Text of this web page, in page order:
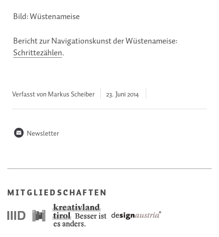
Bild: Wüstenameise
Bericht zur Navigationskunst der Wüstenameise:
Schrittezählen.
Verfasst von Markus Scheiber 23. Juni2014
n Newsletter
MITGLIEDSCHAFTEN